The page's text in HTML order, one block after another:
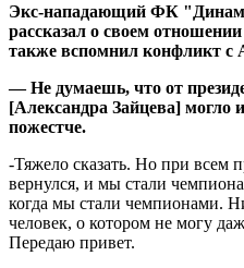
Экс-нападающий ФК
рассказал о своем
также вспомнил конфликт
— Не думаешь, что от
[Александра Зайцева] могло
пожестче.
-Тяжело сказать. Но при всем
вернулся, и мы стали
когда мы стали чемпионами.
человек, о котором не могу
Передаю привет.